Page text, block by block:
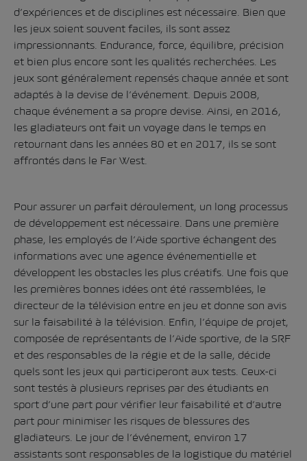
d’expériences et de disciplines est nécessaire. Bien que
les jeux soient souvent faciles, ils sont assez
impressionnants. Endurance, force, équilibre, précision
et bien plus encore sont les qualités recherchées. Les
jeux sont généralement repensés chaque année et sont
adaptés à la devise de l’événement. Depuis 2008,
chaque événement a sa propre devise. Ainsi, en 2016,
les gladiateurs ont fait un voyage dans le temps en
retournant dans les années 80 et en 2017, ils se sont
affrontés dans le Far West.
Pour assurer un parfait déroulement, un long processus
de développement est nécessaire. Dans une première
phase, les employés de l’Aide sportive échangent des
informations avec une agence événementielle et
développent les obstacles les plus créatifs. Une fois que
les premières bonnes idées ont été rassemblées, le
directeur de la télévision entre en jeu et donne son avis
sur la faisabilité à la télévision. Enfin, l’équipe de projet,
composée de représentants de l’Aide sportive, de la SRF
et des responsables de la régie et de la salle, décide
quels sont les jeux qui participeront aux tests. Ceux-ci
sont testés à plusieurs reprises par des étudiants en
sport d’une part pour vérifier leur faisabilité et d’autre
part pour minimiser les risques de blessures des
gladiateurs. Le jour de l’événement, environ 17
assistants sont responsables de la logistique du matériel